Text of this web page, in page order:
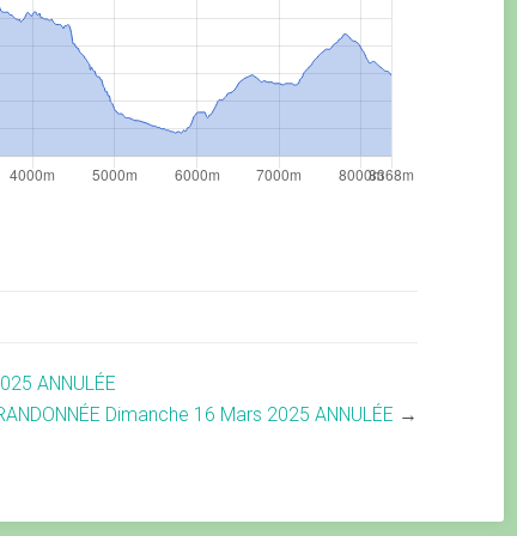
ANNULÉE
Dimanche 16 Mars 2025 ANNULÉE →